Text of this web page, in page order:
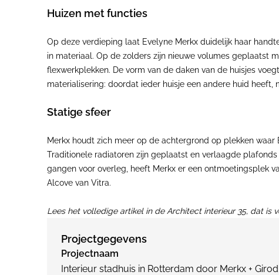
Huizen met functies
Op deze verdieping laat Evelyne Merkx duidelijk haar
in materiaal. Op de zolders zijn nieuwe volumes geplaatst
flexwerkplekken. De vorm van de daken van de huisjes
materialisering: doordat ieder huisje een andere huid
Statige sfeer
Merkx houdt zich meer op de achtergrond op plekken
Traditionele radiatoren zijn geplaatst en verlaagde
gangen voor overleg, heeft Merkx er een ontmoetingsplek
Alcove van Vitra.
Lees het volledige artikel in de Architect interieur 35, dat is
Projectgegevens
Projectnaam
Interieur stadhuis in Rotterdam door Merkx +